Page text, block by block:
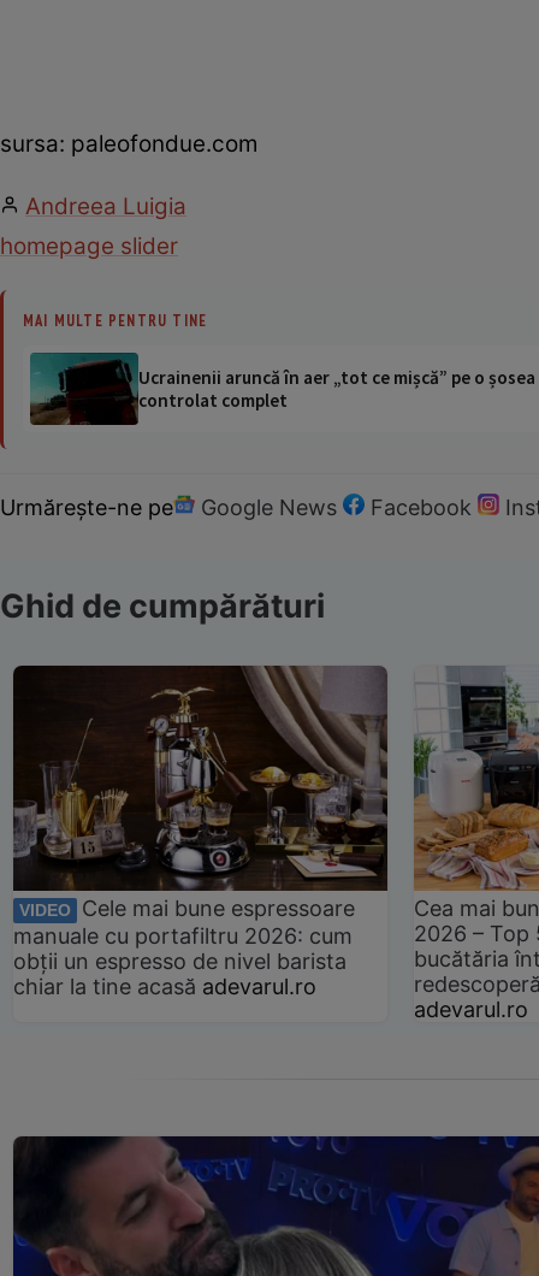
sursa: paleofondue.com
Andreea Luigia
homepage slider
MAI MULTE PENTRU TINE
Ucrainenii aruncă în aer „tot ce mișcă” pe o
controlat complet
Urmărește-ne pe Google News Facebook
Ghid de cumpărături
VIDEO
Cele mai bune espressoare
manuale cu portafiltru 2026: cum
obții un espresso de nivel barista
chiar la tine acasă adevarul.ro
Cea mai
2026 –
bucătăria
adevarul.ro